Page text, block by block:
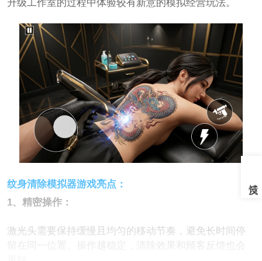
升级工作室的过程中体验较有新意的模拟经营玩法。
纹身清除模拟器游戏亮点：
1、精密操作：
激光头需要保持缓慢且均匀的移动节奏，避免长时间停
留在同一位置。操作越稳定，清除效果和顾客反馈也会